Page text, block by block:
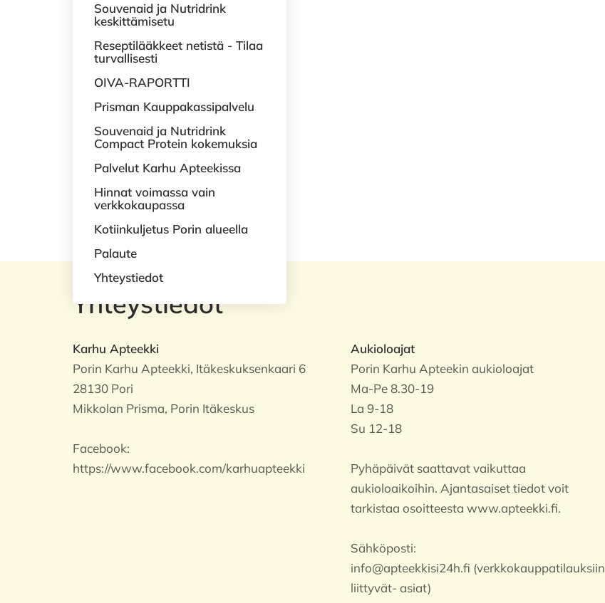
Souvenaid ja Nutridrink
keskittämisetu
Reseptilääkkeet netistä - Tilaa
turvallisesti
OIVA-RAPORTTI
Prisman Kauppakassipalvelu
Souvenaid ja Nutridrink
Compact Protein kokemuksia
Palvelut Karhu Apteekissa
Hinnat voimassa vain
verkkokaupassa
Kotiinkuljetus Porin alueella
Palaute
Yhteystiedot
Yhteystiedot
Karhu Apteekki
Porin Karhu Apteekki, Itäkeskuksenkaari 6
28130 Pori
Mikkolan Prisma, Porin Itäkeskus
Facebook:
https://www.facebook.com/karhuapteekki
Aukioloajat
Porin Karhu Apteekin aukioloajat
Ma-Pe 8.30-19
La 9-18
Su 12-18
Pyhäpäivät saattavat vaikuttaa
aukioloaikoihin. Ajantasaiset tiedot voit
tarkistaa osoitteesta www.apteekki.fi.
Sähköposti:
info@apteekkisi24h.fi (verkkokauppatilauksiin
liittyvät- asiat)